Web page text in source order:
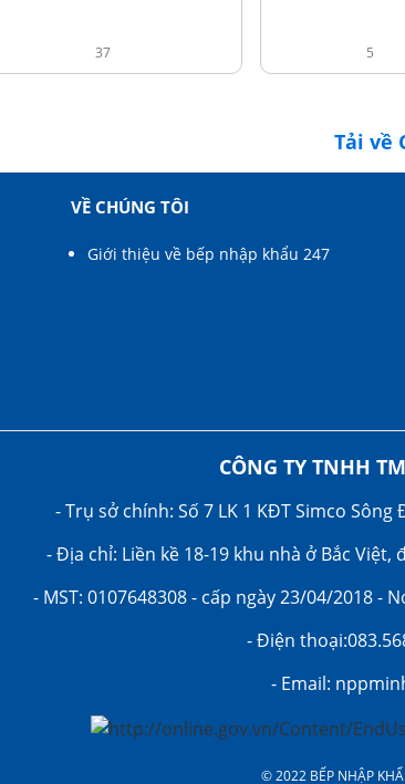
37 5
Tải về
VỀ CHÚNG TÔI
Giới thiệu về bếp nhập khẩu 247
CÔNG TY TNHH
- Trụ sở chính: Số 7 LK 1 KĐT Simco
- Địa chỉ: Liền kề 18-19 khu nhà ở Bắc
- MST: 0107648308 - cấp ngày 23/04/2018 -
- Điện
- Email:
© 2022 BẾP NHẬP